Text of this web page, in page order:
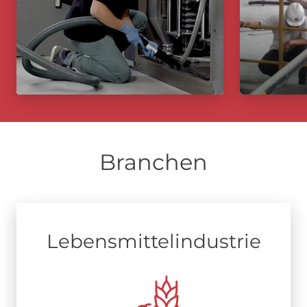
Branchen
Lebensmittel­industrie